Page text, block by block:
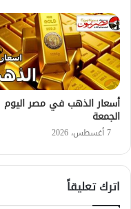
أسعار الذهب في مصر اليوم
الجمعة
7 أغسطس، 2026
اترك تعليقاً